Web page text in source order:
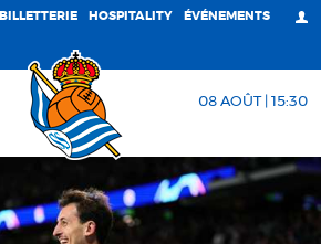
BILLETTERIE HOSPITALITY ÉVÉNEMENTS
08 AOÛT | 15:30